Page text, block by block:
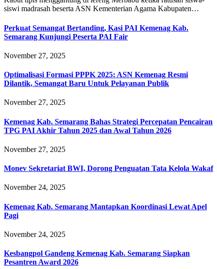
siswi madrasah beserta ASN Kementerian Agama Kabupaten…
Perkuat Semangat Bertanding, Kasi PAI Kemenag Kab.
Semarang Kunjungi Peserta PAI Fair
November 27, 2025
Optimalisasi Formasi PPPK 2025: ASN Kemenag Resmi
Dilantik, Semangat Baru Untuk Pelayanan Publik
November 27, 2025
Kemenag Kab. Semarang Bahas Strategi Percepatan Pencairan
TPG PAI Akhir Tahun 2025 dan Awal Tahun 2026
November 27, 2025
Monev Sekretariat BWI, Dorong Penguatan Tata Kelola Wakaf
November 24, 2025
Kemenag Kab. Semarang Mantapkan Koordinasi Lewat Apel
Pagi
November 24, 2025
Kesbangpol Gandeng Kemenag Kab. Semarang Siapkan
Pesantren Award 2026